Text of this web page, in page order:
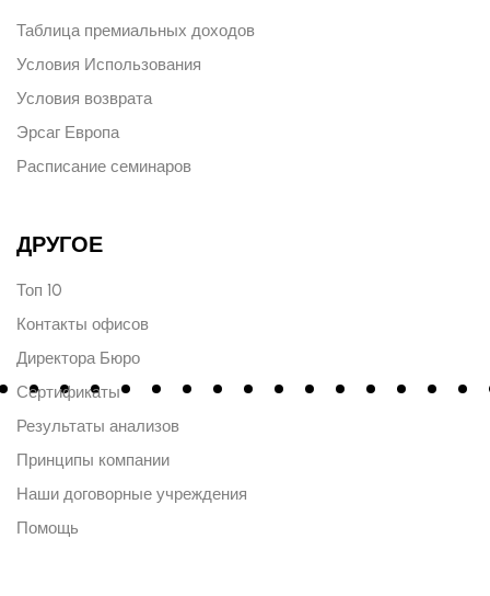
Таблица премиальных доходов
Условия Использования
Условия возврата
Эрсаг Европа
Расписание семинаров
ДРУГОЕ
Топ 10
Контакты офисов
Директора Бюро
Сертификаты
Результаты анализов
Принципы компании
Наши договорные учреждения
Помощь